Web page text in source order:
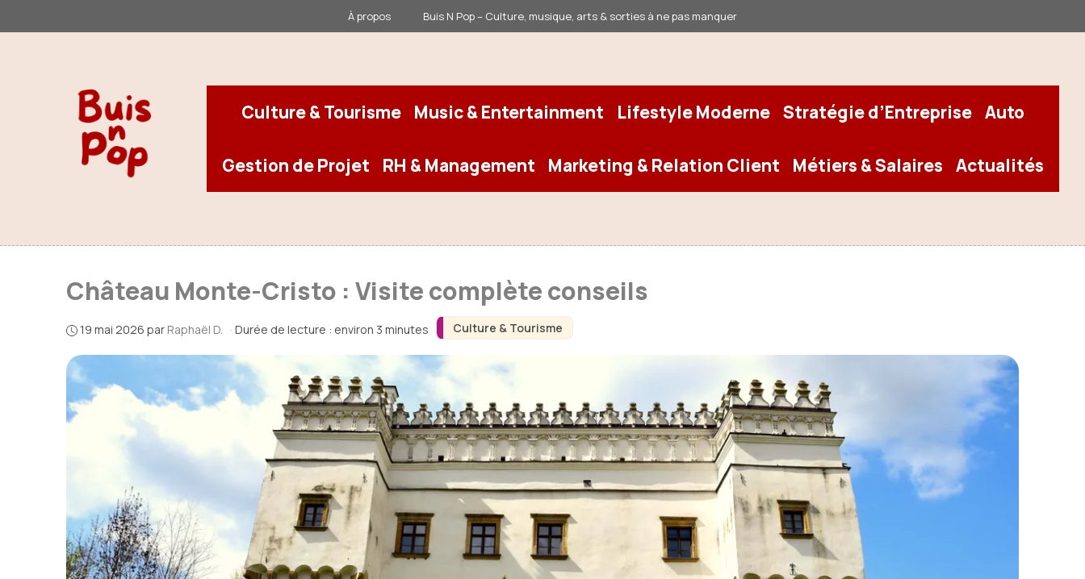
au
À propos Buis N Pop – Culture, musique, arts & sorties à ne pas manquer
Culture & Tourisme Music & Entertainment Lifestyle Moderne Stratégie d’Entreprise Auto
Gestion de Projet RH & Management Marketing & Relation Client Métiers & Salaires Actualités
Culture & Tourisme
Château Monte-Cristo : Visite complète conseils
19 mai 2026 par Raphaël D. · Durée de lecture : environ 3 minutes